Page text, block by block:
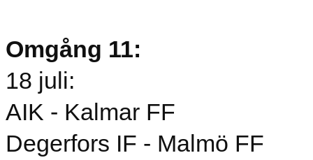
Omgång 11:
18 juli:
AIK - Kalmar FF
Degerfors IF - Malmö FF